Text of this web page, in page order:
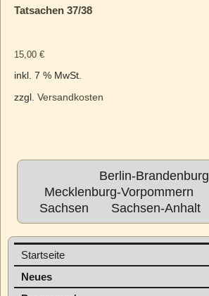
Tatsachen 37/38
15,00 €
inkl. 7 % MwSt.
zzgl. Versandkosten
Berlin-Brandenburg
Mecklenburg-Vorpommern
Sachsen
Sachsen-Anhalt
Startseite
Neues